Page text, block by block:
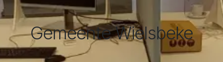
Gemeente Wielsbeke